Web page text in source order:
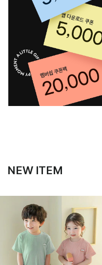
NEW ITEM